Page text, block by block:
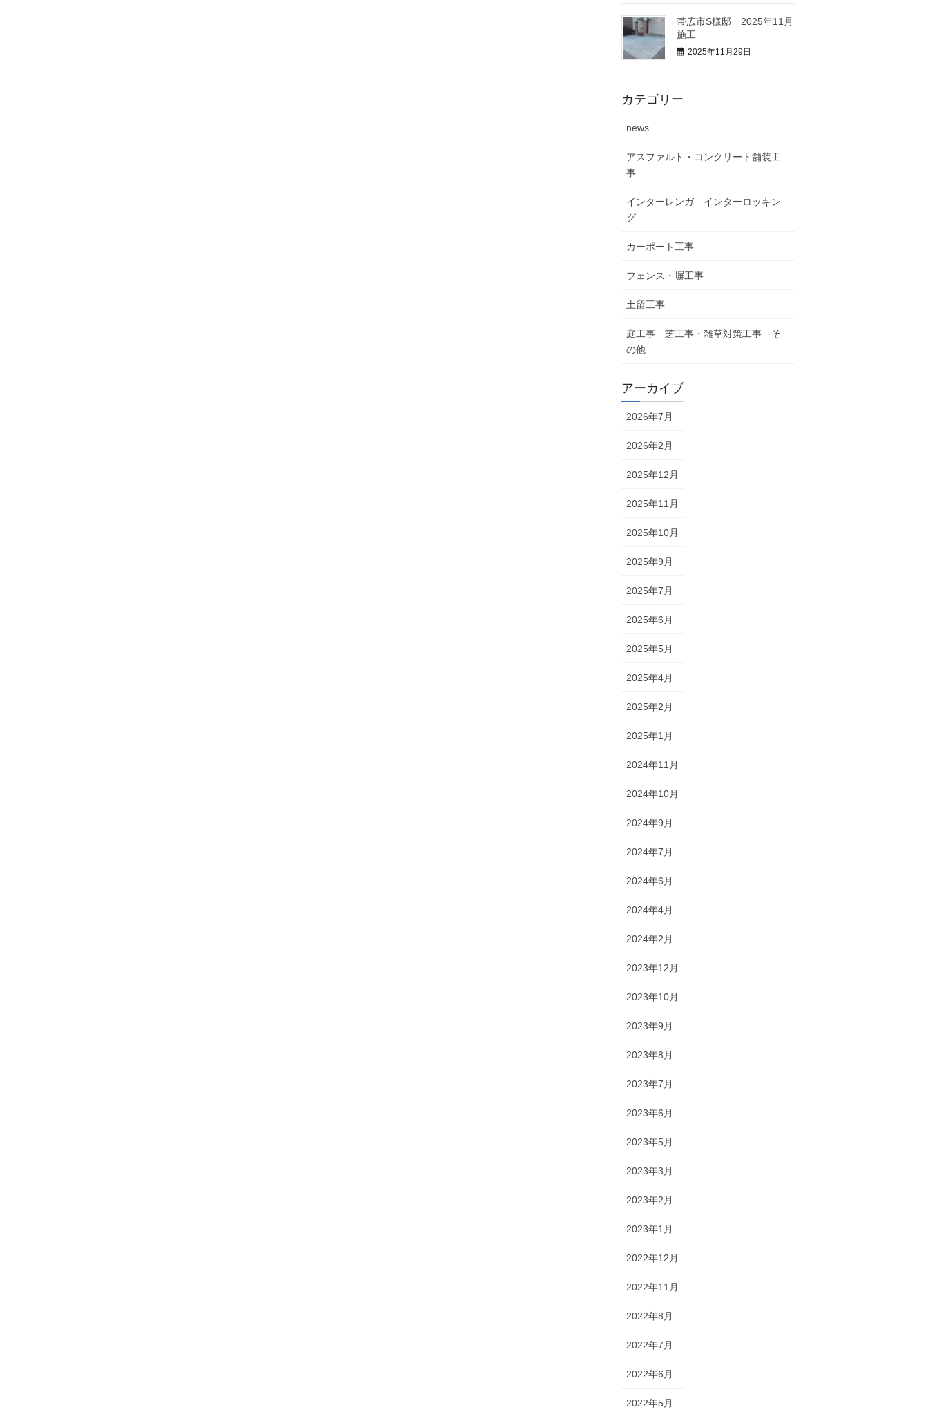
帯広市S様邸 2025年11月
施工
2025年11月29日
カテゴリー
news
アスファルト・コンクリート舗装工
事
インターレンガ インターロッキン
グ
カーポート工事
フェンス・塀工事
土留工事
庭工事 芝工事・雑草対策工事 そ
の他
アーカイブ
2026年7月
2026年2月
2025年12月
2025年11月
2025年10月
2025年9月
2025年7月
2025年6月
2025年5月
2025年4月
2025年2月
2025年1月
2024年11月
2024年10月
2024年9月
2024年7月
2024年6月
2024年4月
2024年2月
2023年12月
2023年10月
2023年9月
2023年8月
2023年7月
2023年6月
2023年5月
2023年3月
2023年2月
2023年1月
2022年12月
2022年11月
2022年8月
2022年7月
2022年6月
2022年5月